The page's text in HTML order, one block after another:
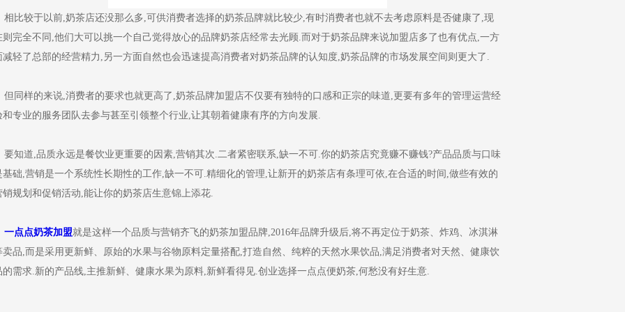
比较于以前,奶茶店还没那么多,可供消费者选择的奶茶品牌就比较少,有时消费者也就不去考虑原料是否健康了,现
则完全不同,他们大可以挑一个自己觉得放心的品牌奶茶店经常去光顾.而对于奶茶品牌来说加盟店多了也有优点,一方
减轻了总部的经营精力,另一方面自然也会迅速提高消费者对奶茶品牌的认知度,奶茶品牌的市场发展空间则更大了.
同样的来说,消费者的要求也就更高了,奶茶品牌加盟店不仅要有独特的口感和正宗的味道,更要有多年的管理运营经
和专业的服务团队去参与甚至引领整个行业,让其朝着健康有序的方向发展.
知道,品质永远是餐饮业更重要的因素,营销其次.二者紧密联系,缺一不可.你的奶茶店究竟赚不赚钱?产品品质与口味
基础,营销是一个系统性长期性的工作,缺一不可.精细化的管理,让新开的奶茶店有条理可依,在合适的时间,做些有效的
销规划和促销活动,能让你的奶茶店生意锦上添花.
一点点奶茶加盟就是这样一个品质与营销齐飞的奶茶加盟品牌,2016年品牌升级后,将不再定位于奶茶、炸鸡、冰淇淋
卖品,而是采用更新鲜、原始的水果与谷物原料定量搭配,打造自然、纯粹的天然水果饮品,满足消费者对天然、健康饮
的需求.新的产品线,主推新鲜、健康水果为原料,新鲜看得见.创业选择一点点便奶茶,何愁没有好生意.